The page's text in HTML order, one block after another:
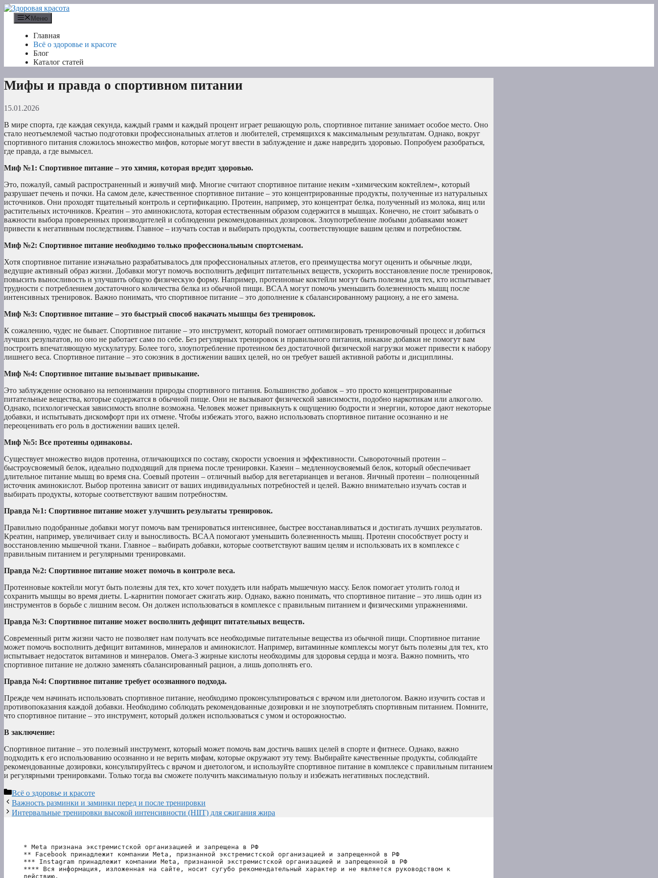
Перейти
содержимому
Меню
Главная
Всё о здоровье и красоте
Блог
Каталог статей
Мифы и правда о спортивном питании
15.01.2026
В мире спорта, где каждая секунда, каждый грамм и каждый процент играет решающую роль, спортивное питание занимает особое место. Оно
стало неотъемлемой частью подготовки профессиональных атлетов и любителей, стремящихся к максимальным результатам. Однако, вокруг
спортивного питания сложилось множество мифов, которые могут ввести в заблуждение и даже навредить здоровью. Попробуем разобраться,
где правда, а где вымысел.
Миф №1: Спортивное питание – это химия, которая вредит здоровью.
Это, пожалуй, самый распространенный и живучий миф. Многие считают спортивное питание неким «химическим коктейлем», который
разрушает печень и почки. На самом деле, качественное спортивное питание – это концентрированные продукты, полученные из натуральных
источников. Они проходят тщательный контроль и сертификацию. Протеин, например, это концентрат белка, полученный из молока, яиц или
растительных источников. Креатин – это аминокислота, которая естественным образом содержится в мышцах. Конечно, не стоит забывать о
важности выбора проверенных производителей и соблюдении рекомендованных дозировок. Злоупотребление любыми добавками может
привести к негативным последствиям. Главное – изучать состав и выбирать продукты, соответствующие вашим целям и потребностям.
Миф №2: Спортивное питание необходимо только профессиональным спортсменам.
Хотя спортивное питание изначально разрабатывалось для профессиональных атлетов, его преимущества могут оценить и обычные люди,
ведущие активный образ жизни. Добавки могут помочь восполнить дефицит питательных веществ, ускорить восстановление после тренировок,
повысить выносливость и улучшить общую физическую форму. Например, протеиновые коктейли могут быть полезны для тех, кто испытывает
трудности с потреблением достаточного количества белка из обычной пищи. BCAA могут помочь уменьшить болезненность мышц после
интенсивных тренировок. Важно понимать, что спортивное питание – это дополнение к сбалансированному рациону, а не его замена.
Миф №3: Спортивное питание – это быстрый способ накачать мышцы без тренировок.
К сожалению, чудес не бывает. Спортивное питание – это инструмент, который помогает оптимизировать тренировочный процесс и добиться
лучших результатов, но оно не работает само по себе. Без регулярных тренировок и правильного питания, никакие добавки не помогут вам
построить впечатляющую мускулатуру. Более того, злоупотребление протеином без достаточной физической нагрузки может привести к набору
лишнего веса. Спортивное питание – это союзник в достижении ваших целей, но он требует вашей активной работы и дисциплины.
Миф №4: Спортивное питание вызывает привыкание.
Это заблуждение основано на непонимании природы спортивного питания. Большинство добавок – это просто концентрированные
питательные вещества, которые содержатся в обычной пище. Они не вызывают физической зависимости, подобно наркотикам или алкоголю.
Однако, психологическая зависимость вполне возможна. Человек может привыкнуть к ощущению бодрости и энергии, которое дают некоторые
добавки, и испытывать дискомфорт при их отмене. Чтобы избежать этого, важно использовать спортивное питание осознанно и не
переоценивать его роль в достижении ваших целей.
Миф №5: Все протеины одинаковы.
Существует множество видов протеина, отличающихся по составу, скорости усвоения и эффективности. Сывороточный протеин –
быстроусвояемый белок, идеально подходящий для приема после тренировки. Казеин – медленноусвояемый белок, который обеспечивает
длительное питание мышц во время сна. Соевый протеин – отличный выбор для вегетарианцев и веганов. Яичный протеин – полноценный
источник аминокислот. Выбор протеина зависит от ваших индивидуальных потребностей и целей. Важно внимательно изучать состав и
выбирать продукты, которые соответствуют вашим потребностям.
Правда №1: Спортивное питание может улучшить результаты тренировок.
Правильно подобранные добавки могут помочь вам тренироваться интенсивнее, быстрее восстанавливаться и достигать лучших результатов.
Креатин, например, увеличивает силу и выносливость. BCAA помогают уменьшить болезненность мышц. Протеин способствует росту и
восстановлению мышечной ткани. Главное – выбирать добавки, которые соответствуют вашим целям и использовать их в комплексе с
правильным питанием и регулярными тренировками.
Правда №2: Спортивное питание может помочь в контроле веса.
Протеиновые коктейли могут быть полезны для тех, кто хочет похудеть или набрать мышечную массу. Белок помогает утолить голод и
сохранить мышцы во время диеты. L-карнитин помогает сжигать жир. Однако, важно понимать, что спортивное питание – это лишь один из
инструментов в борьбе с лишним весом. Он должен использоваться в комплексе с правильным питанием и физическими упражнениями.
Правда №3: Спортивное питание может восполнить дефицит питательных веществ.
Современный ритм жизни часто не позволяет нам получать все необходимые питательные вещества из обычной пищи. Спортивное питание
может помочь восполнить дефицит витаминов, минералов и аминокислот. Например, витаминные комплексы могут быть полезны для тех, кто
испытывает недостаток витаминов и минералов. Омега-3 жирные кислоты необходимы для здоровья сердца и мозга. Важно помнить, что
спортивное питание не должно заменять сбалансированный рацион, а лишь дополнять его.
Правда №4: Спортивное питание требует осознанного подхода.
Прежде чем начинать использовать спортивное питание, необходимо проконсультироваться с врачом или диетологом. Важно изучить состав и
противопоказания каждой добавки. Необходимо соблюдать рекомендованные дозировки и не злоупотреблять спортивным питанием. Помните,
что спортивное питание – это инструмент, который должен использоваться с умом и осторожностью.
В заключение:
Спортивное питание – это полезный инструмент, который может помочь вам достичь ваших целей в спорте и фитнесе. Однако, важно
подходить к его использованию осознанно и не верить мифам, которые окружают эту тему. Выбирайте качественные продукты, соблюдайте
рекомендованные дозировки, консультируйтесь с врачом и диетологом, и используйте спортивное питание в комплексе с правильным питанием
и регулярными тренировками. Только тогда вы сможете получить максимальную пользу и избежать негативных последствий.
Рубрики
Всё о здоровье и красоте
Важность разминки и заминки перед и после тренировки
Интервальные тренировки высокой интенсивности (HIIT) для сжигания жира
* Meta признана экстремистской организацией и запрещена в РФ
** Facebook принадлежит компании Meta, признанной экстремистской организацией и запрещенной в РФ
*** Instagram принадлежит компании Meta, признанной экстремистской организацией и запрещенной в РФ
**** Вся информация, изложенная на сайте, носит сугубо рекомендательный характер и не является руководством к
действию.